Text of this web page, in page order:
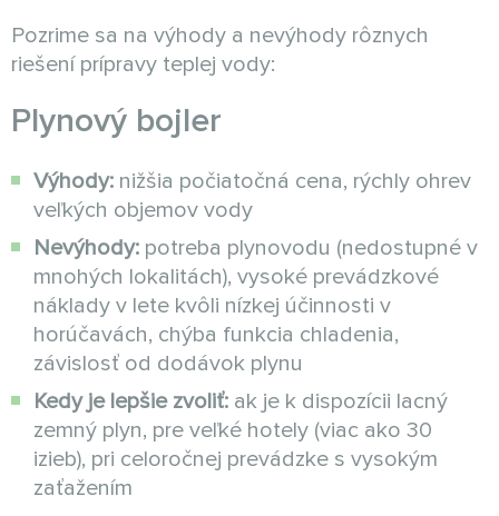
Pozrime sa na výhody a nevýhody rôznych
riešení prípravy teplej vody:
Plynový bojler
Výhody: nižšia počiatočná cena, rýchly ohrev
veľkých objemov vody
Nevýhody: potreba plynovodu (nedostupné v
mnohých lokalitách), vysoké prevádzkové
náklady v lete kvôli nízkej účinnosti v
horúčavách, chýba funkcia chladenia,
závislosť od dodávok plynu
Kedy je lepšie zvoliť: ak je k dispozícii lacný
zemný plyn, pre veľké hotely (viac ako 30
izieb), pri celoročnej prevádzke s vysokým
zaťažením